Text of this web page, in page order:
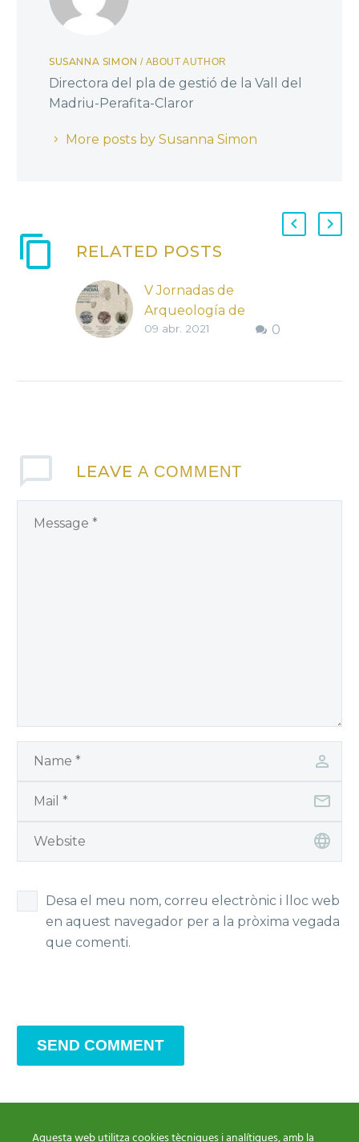
SUSANNA SIMON/ ABOUT AUTHOR
Directora del pla de gestió de la Vall del
Madriu-Perafita-Claror
More posts by Susanna Simon
RELATED POSTS
V Jornadas de
Arqueología de
Sobrarbe –
0
09 abr. 2021
LEAVE A COMMENT
Desa el meu nom, correu electrònic i lloc web
en aquest navegador per a la pròxima vegada
que comenti.
SEND COMMENT